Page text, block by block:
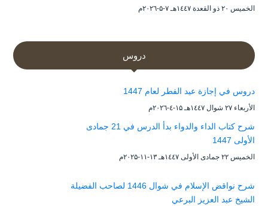
الخميس ۲۰ ذو القعدة ۱٤٤۷هـ ۷-۵-۲۰۲٦م
دروس
دروس في إجازة عيد الفطر لعام 1447
الأربعاء ۲۷ شوال ۱٤٤۷هـ ۱۵-٤-۲۰۲٦م
شرح كتاب الداء والدواء بدأ الدرس في 21 جمادى
الأولى 1447
الخميس ۲۲ جمادى الأولى ۱٤٤۷هـ ۱۳-۱۱-۲۰۲۵م
شرح نواقض الإسلام في شوال 1446 لصاحب الفضيلة
الشيخ عبد العزيز البرعي